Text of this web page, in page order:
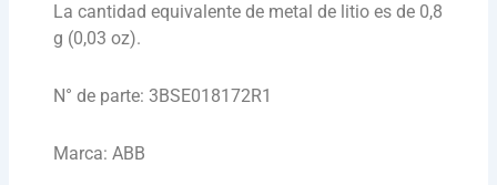
La cantidad equivalente de metal de litio es de 0,8
g (0,03 oz).
N° de parte: 3BSE018172R1
Marca: ABB